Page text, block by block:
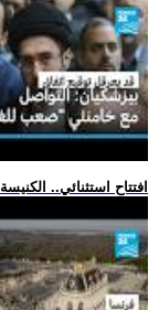
.. افتتاح استثنائي..